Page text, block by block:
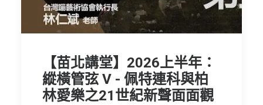
節慶長笛樂團
關於我們
SEARCH
【苗北講堂】2026上半年：
縱橫管弦 V - 佩特連科與柏
林愛樂之21世紀新聲面面觀